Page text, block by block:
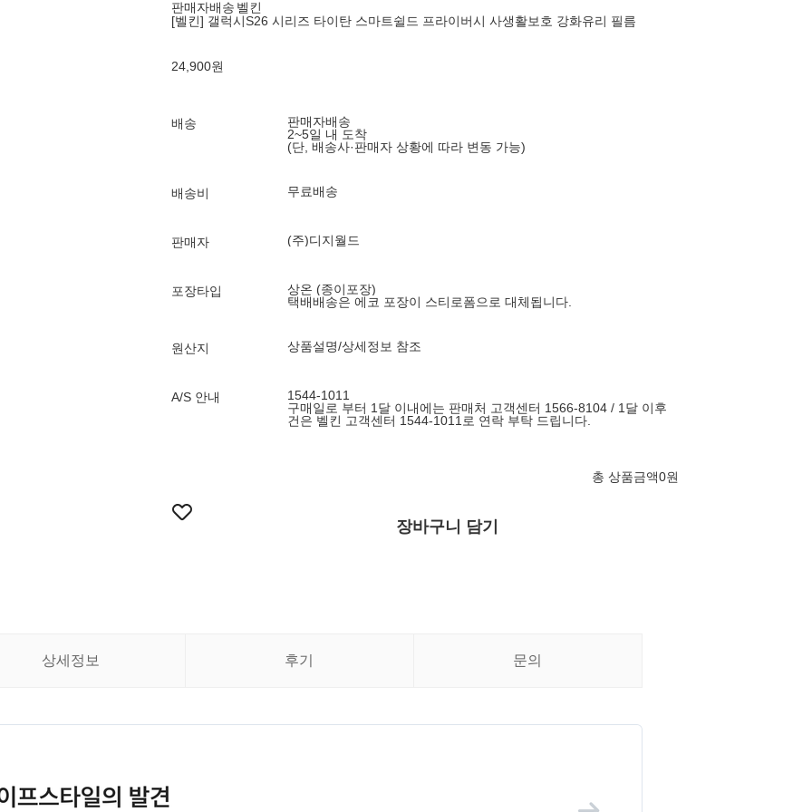
판매자배송 벨킨
[벨킨] 갤럭시S26 시리즈 타이탄 스마트쉴드 프라이버시 사생활보호 강화유리 필름
24,900원
배송
판매자배송
2~5일 내 도착
(단, 배송사·판매자 상황에 따라 변동 가능)
배송비 무료배송
판매자 (주)디지월드
포장타입
상온 (종이포장)
택배배송은 에코 포장이 스티로폼으로 대체됩니다.
원산지 상품설명/상세정보 참조
A/S 안내
1544-1011
구매일로 부터 1달 이내에는 판매처 고객센터 1566-8104 / 1달 이후
건은 벨킨 고객센터 1544-1011로 연락 부탁 드립니다.
총 상품금액0원
장바구니 담기
상세정보 후기 문의